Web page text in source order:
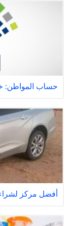
حساب المواطن:
أفضل مركز